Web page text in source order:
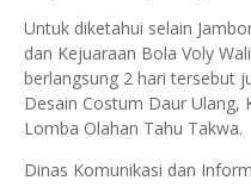
Untuk diketahui selain
dan Kejuaraan Bola Voly
berlangsung 2 hari tersebut
Desain Costum Daur Ulang,
Lomba Olahan Tahu Takwa.
Dinas Komunikasi dan